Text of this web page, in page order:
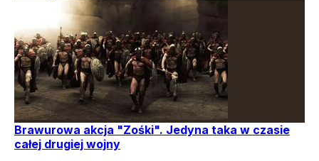
Brawurowa akcja "Zośki". Jedyna taka w czasie
całej drugiej wojny